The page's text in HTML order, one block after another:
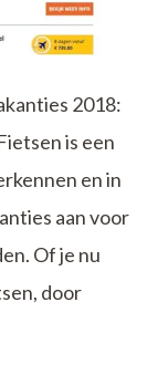
2018:
is een
en in
aan voor
Of je nu
door